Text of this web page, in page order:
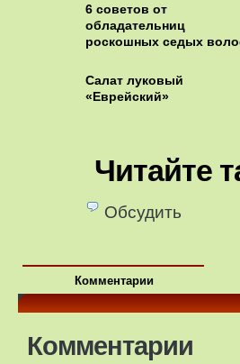
6 советов от
обладательниц
роскошных седых
Салат луковый
«Еврейский»
Читайте
Обсудить
Комментарии
Комментарии